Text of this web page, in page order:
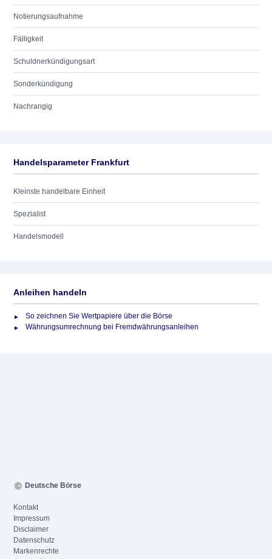
Notierungsaufnahme
Fälligkeit
Schuldnerkündigungsart
Sonderkündigung
Nachrangig
Handelsparameter Frankfurt
Kleinste handelbare Einheit
Spezialist
Handelsmodell
Anleihen handeln
So zeichnen Sie Wertpapiere über die Börse
Währungsumrechnung bei Fremdwährungsanleihen
Deutsche Börse
Kontakt
Impressum
Disclaimer
Datenschutz
Markenrechte